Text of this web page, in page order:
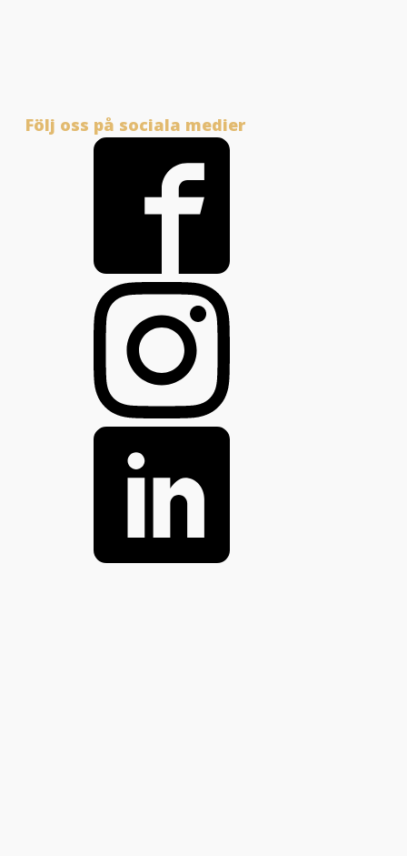
Följ oss på sociala medier